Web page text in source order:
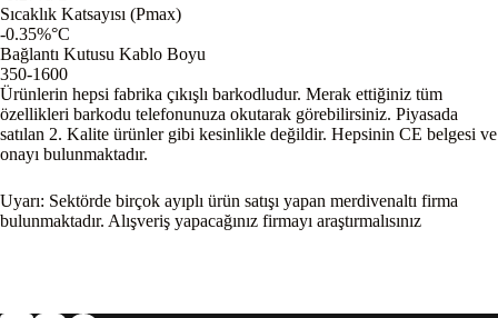
Sıcaklık Katsayısı (Pmax)
-0.35%°C
Bağlantı Kutusu Kablo Boyu
350-1600
Ürünlerin hepsi fabrika çıkışlı barkodludur. Merak ettiğiniz tüm
özellikleri barkodu telefonunuza okutarak görebilirsiniz. Piyasada
satılan 2. Kalite ürünler gibi kesinlikle değildir. Hepsinin CE belgesi ve
onayı bulunmaktadır.
Uyarı: Sektörde birçok ayıplı ürün satışı yapan merdivenaltı firma
bulunmaktadır. Alışveriş yapacağınız firmayı araştırmalısınız